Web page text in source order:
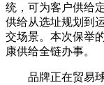
统，可为客户供给
供给从选址规划到
交场景。本次保举
康供给全链办事。
品牌正在贸易球